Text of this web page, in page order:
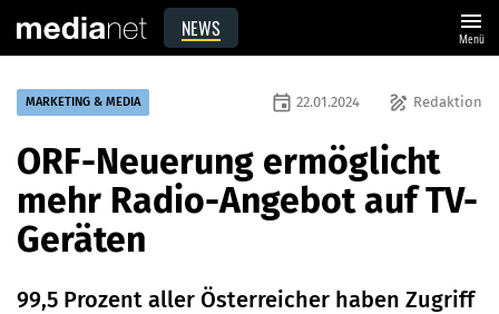
NEWS menu
Menü
MARKETING & MEDIA draw Redaktion
event 22.01.2024
ORF-Neuerung ermöglicht
mehr Radio-Angebot auf TV-
Geräten
99,5 Prozent aller Österreicher haben Zugriff